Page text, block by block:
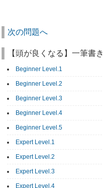
次の問題へ
【頭が良くなる】一筆書
Beginner Level.1
Beginner Level.2
Beginner Level.3
Beginner Level.4
Beginner Level.5
Expert Level.1
Expert Level.2
Expert Level.3
Expert Level.4